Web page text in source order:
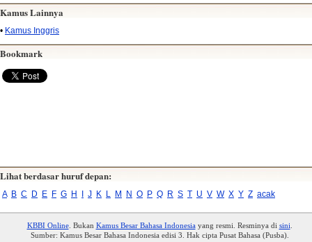
Kamus Lainnya
• Kamus Inggris
Bookmark
Lihat berdasar huruf depan:
A B C D E F G H J K L M N O P Q R S T U V W X Y Z acak
KBBI Online. Bukan Kamus Besar Bahasa Indonesiayang resmi. Resminya di sini
Sumber: Kamus Besar Bahasa Indonesia edisi 3. Hak cipta Pusat Bahasa (Pusba).